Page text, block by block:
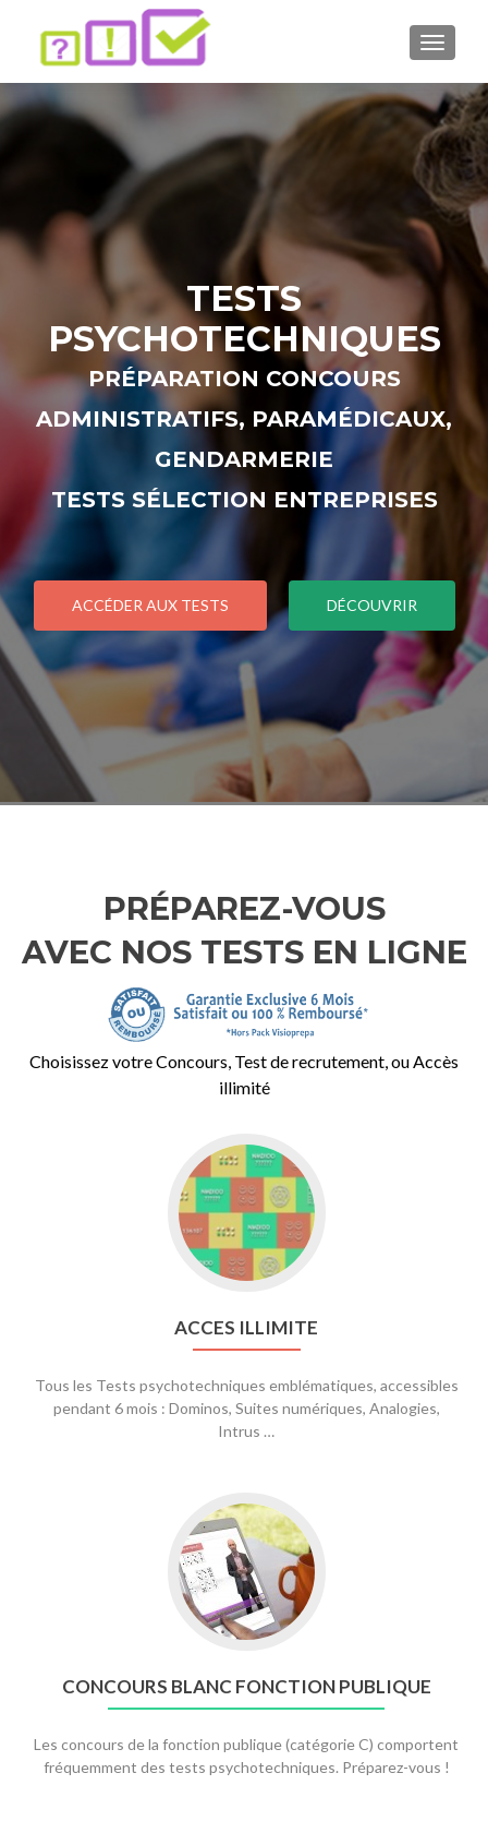
TESTS
PSYCHOTECHNIQUES
PRÉPARATION CONCOURS
ADMINISTRATIFS, PARAMÉDICAUX,
GENDARMERIE
TESTS SÉLECTION ENTREPRISES
ACCÉDER AUX TESTS DÉCOUVRIR
PRÉPAREZ-VOUS
AVEC NOS TESTS EN LIGNE
Choisissez votre Concours, Test de recrutement, ou Accès
illimité
Aller
à
ACCES
ILLIMITE
ACCES ILLIMITE
Tous les Tests psychotechniques emblématiques, accessibles
pendant 6 mois : Dominos, Suites numériques, Analogies,
Intrus …
Aller
à
Concours
Blanc
Fonction
Publique
CONCOURS BLANC FONCTION PUBLIQUE
Les concours de la fonction publique (catégorie C) comportent
fréquemment des tests psychotechniques. Préparez-vous !